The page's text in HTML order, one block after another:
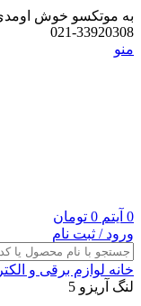
به موتکسو خوش
021-33920308
منو
0 آیتم 0 تومان
ورود / ثبت نام
خانه لوازم برقی و
لنگ آریزو 5